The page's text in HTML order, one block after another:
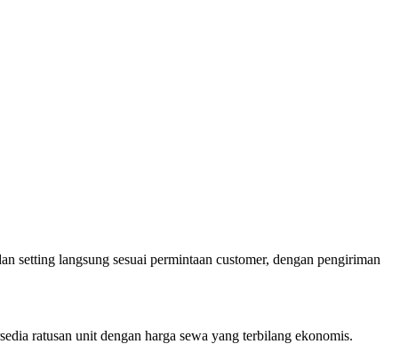
setting langsung sesuai permintaan customer, dengan pengiriman
ratusan unit dengan harga sewa yang terbilang ekonomis.